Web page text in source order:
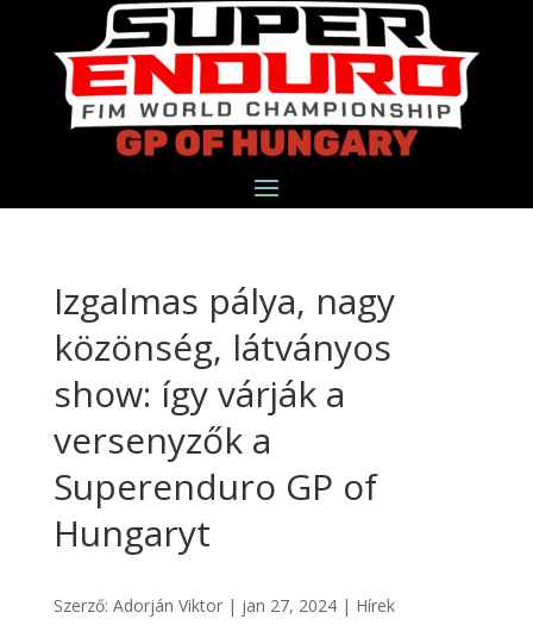
Izgalmas pálya, nagy
közönség, látványos
show: így várják a
versenyzők a
Superenduro GP of
Hungaryt
Szerző: Adorján Viktor| jan 27, 2024| Hírek